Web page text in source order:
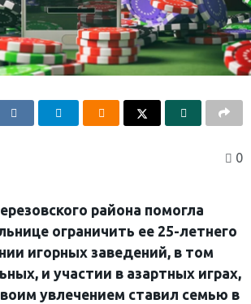
0
района помогла
ограничить ее 25-летнего
игорных заведений, в том
и участии в азартных играх,
увлечением ставил семью в